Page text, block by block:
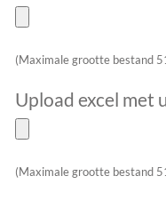
(Maximale grootte bestand
Upload excel met
(Maximale grootte bestand